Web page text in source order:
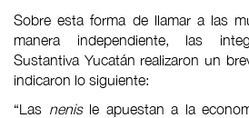
Sobre esta forma de llamar a las
manera independiente, las
Sustantiva Yucatán realizaron un
indicaron lo siguiente:
“Las nenisle apuestan a la